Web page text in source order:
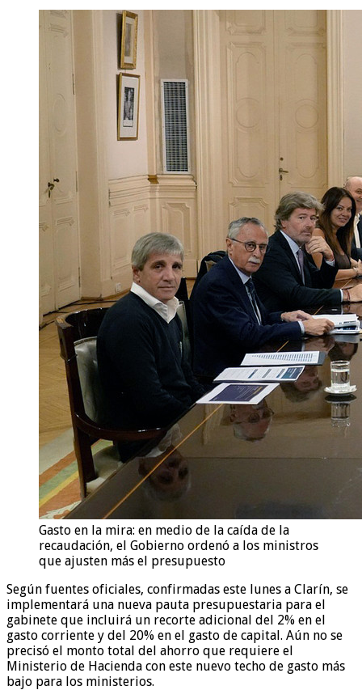
Gasto en la mira: en medio de la caída de la
recaudación, el Gobierno ordenó a los ministros
que ajusten más el presupuesto
Según fuentes oficiales, confirmadas este lunes a Clarín, se
implementará una nueva pauta presupuestaria para el
gabinete que incluirá un recorte adicional del 2% en el
gasto corriente y del 20% en el gasto de capital. Aún no se
precisó el monto total del ahorro que requiere el
Ministerio de Hacienda con este nuevo techo de gasto más
bajo para los ministerios.